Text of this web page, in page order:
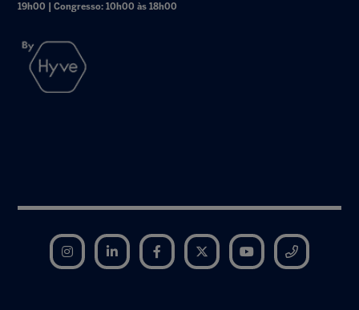
19h00 | Congresso: 10h00 às 18h00
Instagram LinkedIn Facebook Twitter YouTube